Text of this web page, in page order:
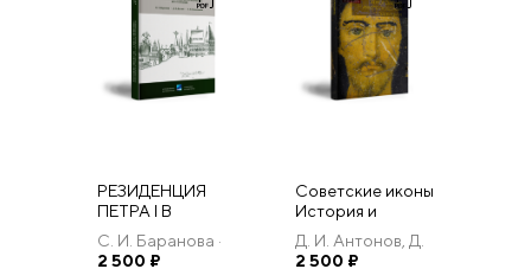
РЕЗИДЕНЦИЯ
ПЕТРА I В
КОЛОМЕНСКОМ:
КОМПЛЕКСНОЕ
С. И. Баранова ·
Л. А. Беляев · А. В.
2 500 ₽
Советские иконы
История и
этнография
Нижегородской
Д. И. Антонов, Д.
Ю. Доронин
2 500 ₽